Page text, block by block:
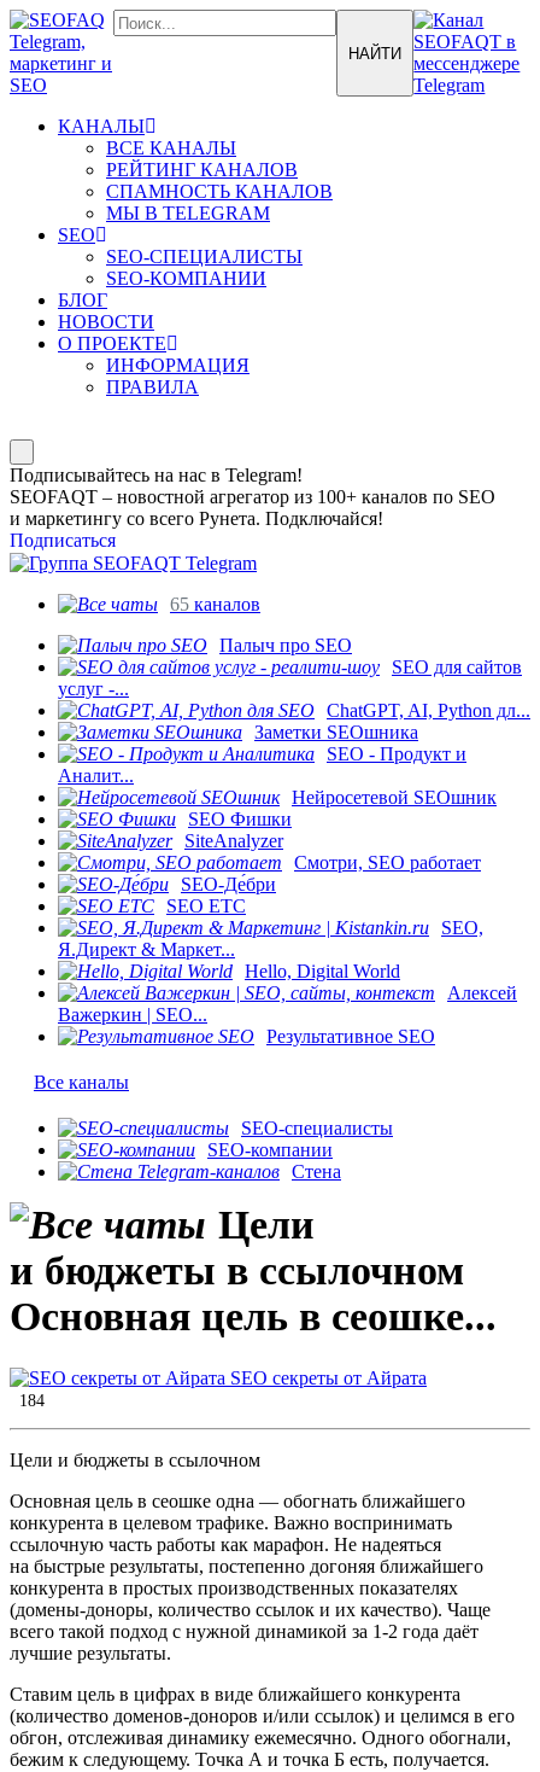
КАНАЛЫ
ВСЕ КАНАЛЫ
РЕЙТИНГ КАНАЛОВ
СПАМНОСТЬ КАНАЛОВ
МЫ В TELEGRAM
SEO
SEO-СПЕЦИАЛИСТЫ
SEO-КОМПАНИИ
БЛОГ
НОВОСТИ
О ПРОЕКТЕ
ИНФОРМАЦИЯ
ПРАВИЛА
Подписывайтесь на нас в Telegram!
SEOFAQT – новостной агрегатор из 100+ каналов по SEO
и маркетингу со всего Рунета. Подключайся!
Подписаться
65 каналов
Палыч про SEO
SEO для сайтов
услуг -...
ChatGPT, AI, Python дл...
Заметки SEOшника
SEO - Продукт и
Аналит...
Нейросетевой SEOшник
SEO Фишки
SiteAnalyzer
Смотри, SEO работает
SEO-Де́бри
SEO ETC
SEO,
Я.Директ & Маркет...
Hello, Digital World
Алексей
Важеркин | SEO...
Результативное SEO
Все каналы
SEO-специалисты
SEO-компании
Стена
Цели
и бюджеты в ссылочном
Основная цель в сеошке...
SEO секреты от Айрата
184
Цели и бюджеты в ссылочном
Основная цель в сеошке одна — обогнать ближайшего
конкурента в целевом трафике. Важно воспринимать
ссылочную часть работы как марафон. Не надеяться
на быстрые результаты, постепенно догоняя ближайшего
конкурента в простых производственных показателях
(домены-доноры, количество ссылок и их качество). Чаще
всего такой подход с нужной динамикой за 1-2 года даёт
лучшие результаты.
Ставим цель в цифрах в виде ближайшего конкурента
(количество доменов-доноров и/или ссылок) и целимся в его
обгон, отслеживая динамику ежемесячно. Одного обогнали,
бежим к следующему. Точка А и точка Б есть, получается.